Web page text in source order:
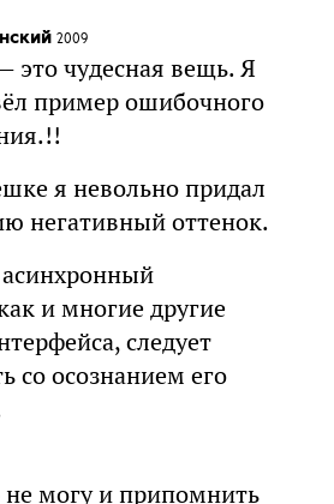
2009
это чудесная вещь. Я
пример ошибочного
я невольно придал
негативный оттенок.
и многие другие
следует
со осознанием его
не могу и припомнить